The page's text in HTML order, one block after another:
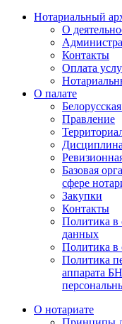
Нотариальный
О
Контакты
Оплата
О палате
Правление
Базовая
сфере
Закупки
Контакты
Политика в
данных
Политика в
Политика
аппарата
О нотариате